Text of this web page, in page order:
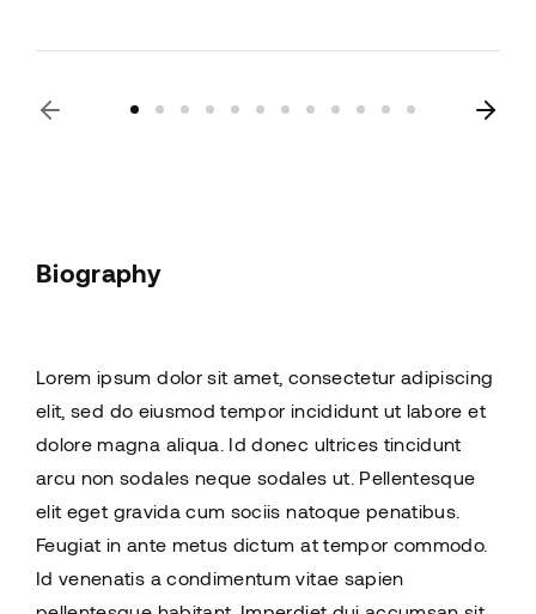
Biography
Lorem ipsum dolor sit amet, consectetur adipiscing
elit, sed do eiusmod tempor incididunt ut labore et
dolore magna aliqua. Id donec ultrices tincidunt
arcu non sodales neque sodales ut. Pellentesque
elit eget gravida cum sociis natoque penatibus.
Feugiat in ante metus dictum at tempor commodo.
Id venenatis a condimentum vitae sapien